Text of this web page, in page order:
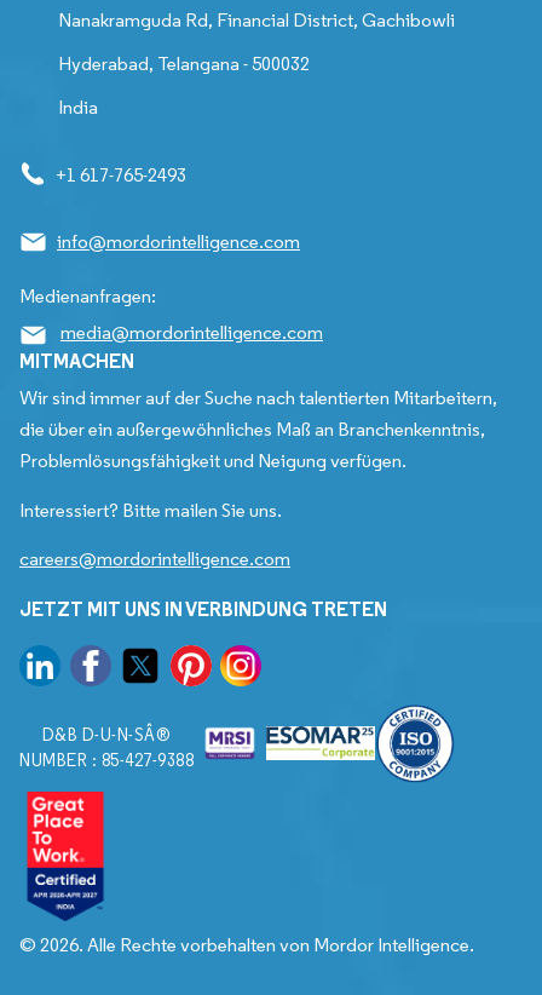
Nanakramguda Rd, Financial District, Gachibowli
Hyderabad, Telangana - 500032
India
+1 617-765-2493
info@mordorintelligence.com
Medienanfragen:
media@mordorintelligence.com
MITMACHEN
Wir sind immer auf der Suche nach talentierten Mitarbeitern,
die über ein außergewöhnliches Maß an Branchenkenntnis,
Problemlösungsfähigkeit und Neigung verfügen.
Interessiert? Bitte mailen Sie uns.
careers@mordorintelligence.com
JETZT MIT UNS IN VERBINDUNG TRETEN
D&B D-U-N-SÂ®
NUMBER : 85-427-9388
© 2026. Alle Rechte vorbehalten von Mordor Intelligence.